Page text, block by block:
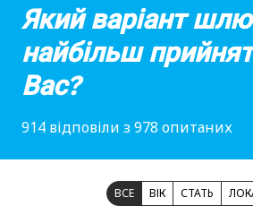
Який варіант
найбільш
Вас?
914 відповіли з 978 опитаних
ВСЕ ВІК СТАТЬ